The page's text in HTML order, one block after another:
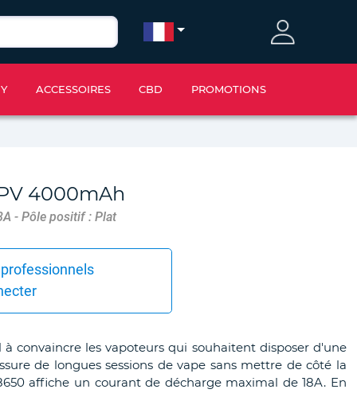
ACCESSOIRES CBD PROMOTIONS
4000mAh
- Pôle positif : Plat
convaincre les vapoteurs qui souhaitent disposer d'une
de longues sessions de vape sans mettre de côté la
affiche un courant de décharge maximal de 18A. En